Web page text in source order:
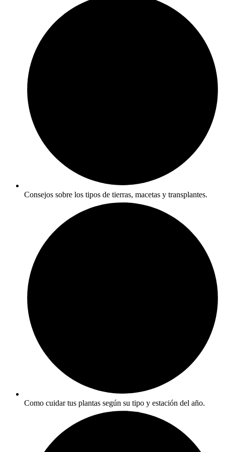
Consejos sobre los tipos de tierras, macetas y transplantes.
Como cuidar tus plantas según su tipo y estación del año.